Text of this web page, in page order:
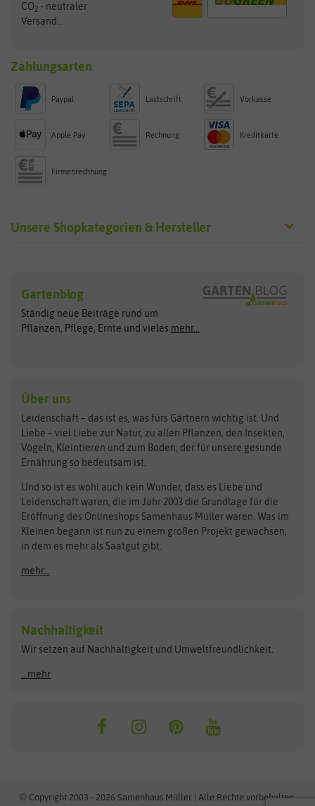
CO2 - neutraler
Versand...
Zahlungsarten
Paypal Lastschrift Vorkasse
Apple Pay Rechnung Kreditkarte
Firmenrechnung
Unsere Shopkategorien & Hersteller
Exotische Samen
Gemüsesamen
Gründünger
Kräutersamen
Obstsamen
Pilzbrut
Rasensamen
Steckzwiebeln
Zimmer & Kübelpflanzen
Kataloge
Schnäppchen
Anzucht & Gartenzubehör
Anzuchtschalen
Heizmatte & Heizkabel
Kokos-Quelltabletten
Zimmergewächshaus
Arche Noah
ASB Greenworld
Benary
Bingenheimer Saatgut
Bionana
BIOWOL
Blumicorn
Bûten Birds
Carl Pabst
Clever Pots
COMPO
Dürr-Samen
Feldsaaten Freudenberger
Fertil
Flora Elite
Florissa
Flortis
Franchi Sementi
Hortitops
JUB Holland
Gartenblog
Ständig neue Beiträge rund um
Pflanzen, Pflege, Ernte und vieles mehr...
Über uns
Leidenschaft – das ist es, was fürs Gärtnern wichtig ist. Und
Liebe – viel Liebe zur Natur, zu allen Pflanzen, den Insekten,
Vögeln, Kleintieren und zum Boden, der für unsere gesunde
Ernährung so bedeutsam ist.
Und so ist es wohl auch kein Wunder, dass es Liebe und
Leidenschaft waren, die im Jahr 2003 die Grundlage für die
Eröffnung des Onlineshops Samenhaus Müller waren. Was im
Kleinen begann ist nun zu einem großen Projekt gewachsen,
in dem es mehr als Saatgut gibt.
mehr...
Nachhaltigkeit
Wir setzen auf Nachhaltigkeit und Umweltfreundlichkeit.
...mehr
© Copyright 2003 - 2026 Samenhaus Müller | Alle Rechte vorbehalten.